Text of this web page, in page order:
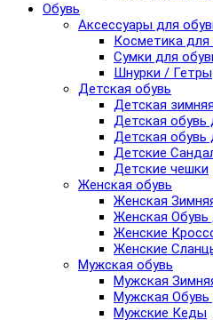
Обувь
Аксессуары для
Косметика для
Сумки для
Шнурки / Гетры
Детская обувь
Детская
Детская обувь
Детская обувь
Детские
Детские чешки
Женская обувь
Женская
Женская Обувь
Женские
Женские
Мужская обувь
Мужская
Мужская Обувь
Мужские Кеды